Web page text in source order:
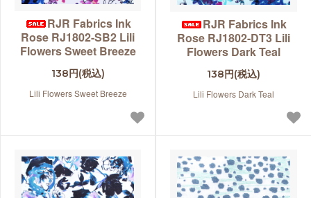
RJR Fabrics Ink
Rose RJ1802-SB2 Lili
Flowers Sweet Breeze
138円(税込)
Lili Flowers Sweet Breeze
RJR Fabrics Ink
Rose RJ1802-DT3 Lili
Flowers Dark Teal
138円(税込)
Lili Flowers Dark Teal